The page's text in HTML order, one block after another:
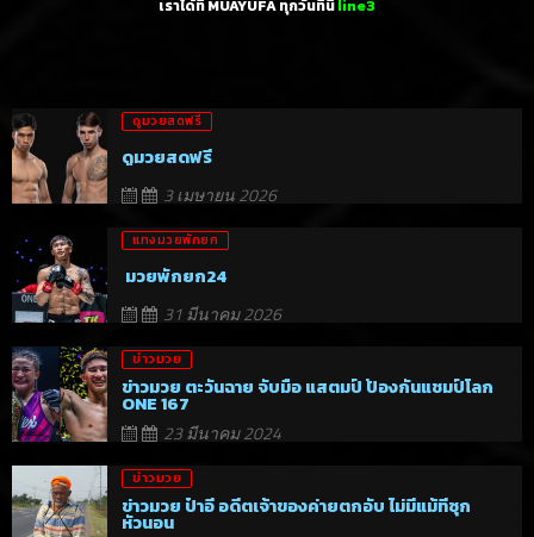
เราได้ที่ MUAYUFA ทุกวันทีนี่line3
ดูมวยสดฟรี
ดูมวยสดฟรี
3 เมษายน 2026
แทงมวยพักยก
มวยพักยก24
31 มีนาคม 2026
ข่าวมวย
ข่าวมวย ตะวันฉาย จับมือ แสตมป์ ป้องกันแชมป์โลก
ONE 167
23 มีนาคม 2024
ข่าวมวย
ข่าวมวย ป๋าอี อดีตเจ้าของค่ายตกอับ ไม่มีแม้ที่ซุก
หัวนอน